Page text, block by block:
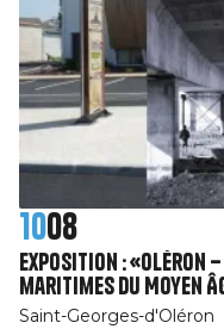
1008
Exposition : «Oléron
maritimes du Moyen
Saint-Georges-d'Oléron